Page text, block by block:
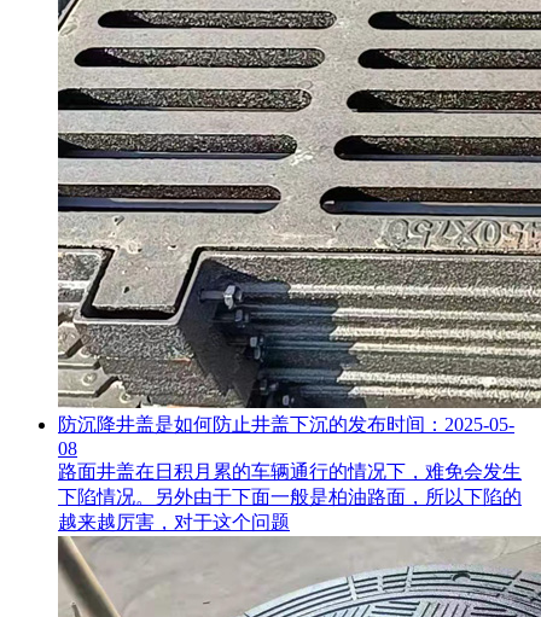
防沉降井盖是如何防止井盖下沉的发布时间：2025-05-
08
路面井盖在日积月累的车辆通行的情况下，难免会发生
下陷情况。另外由于下面一般是柏油路面，所以下陷的
越来越厉害，对于这个问题